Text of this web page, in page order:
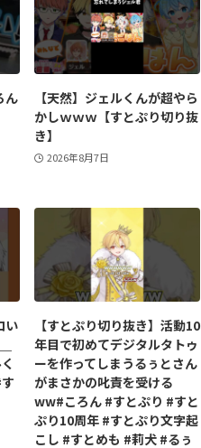
ん
【天然】ジェルくんが超やら
かしｗｗｗ【すとぷり切り抜
き】
2026年8月7日
い
【すとぷり切り抜き】活動10
年目で初めてデジタルタトゥ
ーを作ってしまうるぅとさん
がまさかの叱責を受ける
ww#ころん #すとぷり #すと
ぷり10周年 #すとぷり文字起
こし #すとめも #莉犬 #るぅ